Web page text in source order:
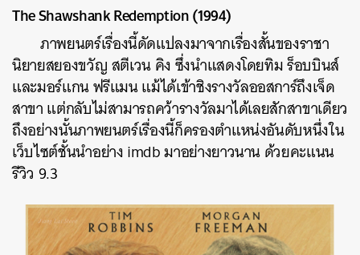
The Shawshank Redemption (1994)
ภาพยนตร์เรื่องนี้ดัดแปลงมาจากเรื่องสั้นของราชา
นิยายสยองขวัญ สตีเวน คิง ซึ่งนำแสดงโดยทิม ร็อบบินส์
และมอร์แกน ฟรีแมน แม้ได้เข้าชิงรางวัลออสการ์ถึงเจ็ด
สาขา แต่กลับไม่สามารถคว้ารางวัลมาได้เลยสักสาขาเดียว
ถึงอย่างนั้นภาพยนตร์เรื่องนี้ก็ครองตำแหน่งอันดับหนึ่งใน
เว็บไซต์ชั้นนำอย่าง imdb มาอย่างยาวนาน ด้วยคะแนน
รีวิว 9.3